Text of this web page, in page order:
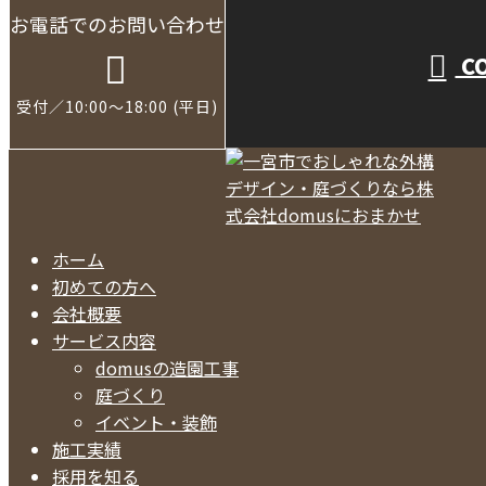
お電話でのお問い合わせ
受付／10:00～18:00 (平日)
ホーム
初めての方へ
会社概要
サービス内容
domusの造園工事
庭づくり
イベント・装飾
施工実績
採用を知る